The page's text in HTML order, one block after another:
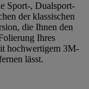
Sport-, Dualsport-
der klassischen
die Ihnen den
Ihres
hochwertigem 3M-
lässt.